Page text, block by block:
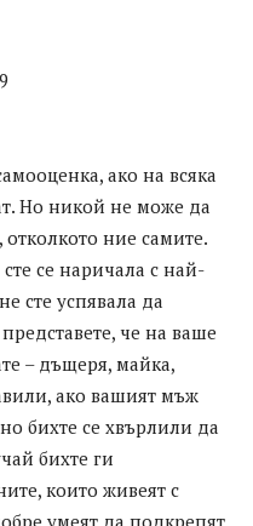
ако на всяка
Но никой не може да
ние самите.
се наричала с най-
сте успявала да
че на ваше
– дъщеря, майка,
ако вашият мъж
бихте се хвърлили да
бихте ги
които живеят с